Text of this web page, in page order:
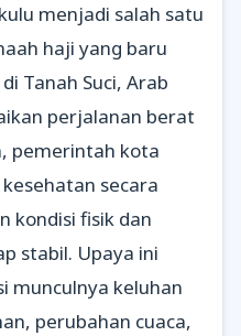
menjadi salah satu
haji yang baru
Tanah Suci, Arab
perjalanan berat
pemerintah kota
secara
kondisi fisik dan
stabil. Upaya ini
munculnya keluhan
perubahan cuaca,